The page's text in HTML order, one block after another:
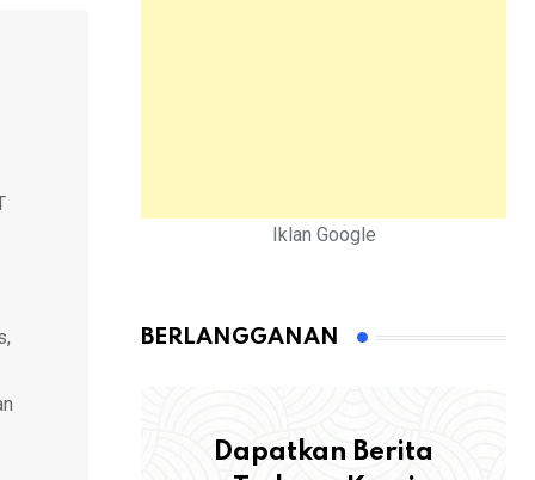
Iklan Google
BERLANGGANAN
Dapatkan Berita